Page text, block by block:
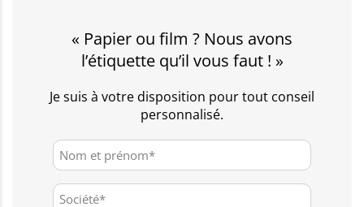
« Papier ou film ? Nous avons
l’étiquette qu’il vous faut ! »
Je suis à votre disposition pour tout conseil
personnalisé.